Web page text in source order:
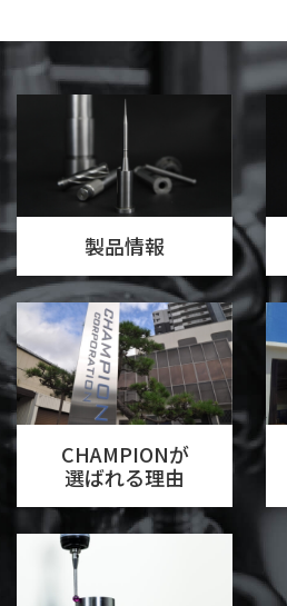
製品情報
CHAMPIONが
選ばれる理由